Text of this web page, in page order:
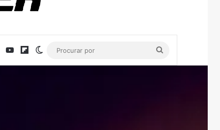
YouTubeFlipboardSwitch skin
por